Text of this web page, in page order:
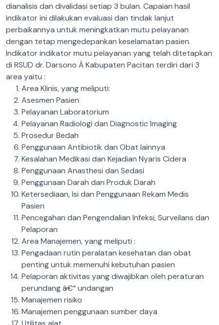
dianalisis dan divalidasi setiap 3 bulan. Capaian hasil
indikator ini dilakukan evaluasi dan tindak lanjut
perbaikannya untuk meningkatkan mutu pelayanan
dengan tetap mengedepankan keselamatan pasien.
Indikator indikator mutu pelayanan yang telah ditetapkan
di RSUD dr. Darsono Â Kabupaten Pacitan terdiri dari 3
area yaitu :
Area Klinis, yang meliputi:
Asesmen Pasien
Pelayanan Laboratorium
Pelayanan Radiologi dan Diagnostic Imaging
Prosedur Bedah
Penggunaan Antibiotik dan Obat lainnya
Kesalahan Medikasi dan Kejadian Nyaris Cidera
Penggunaan Anasthesi dan Sedasi
Penggunaan Darah dan Produk Darah
Ketersediaan, Isi dan Penggunaan Rekam Medis
Pasien
Pencegahan dan Pengendalian Infeksi, Surveilans dan
Pelaporan
Area Manajemen, yang meliputi :
Pengadaan rutin peralatan kesehatan dan obat
penting untuk memenuhi kebutuhan pasien
Pelaporan aktivitas yang diwajibkan oleh peraturan
perundang â€“ undangan
Manajemen risiko
Manajemen penggunaan sumber daya